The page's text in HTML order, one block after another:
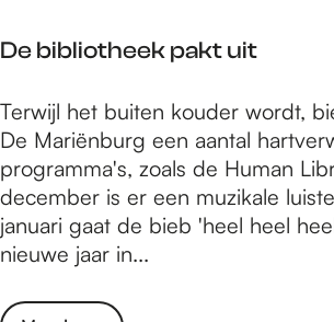
k
u
i
t
De bibliotheek pakt uit
D
e
b
i
b
l
o
Terwijl het buiten kouder wordt,
De Mariënburg een aantal
programma's, zoals de Human
december is er een muzikale
januari gaat de bieb 'heel heel
nieuwe jaar in...